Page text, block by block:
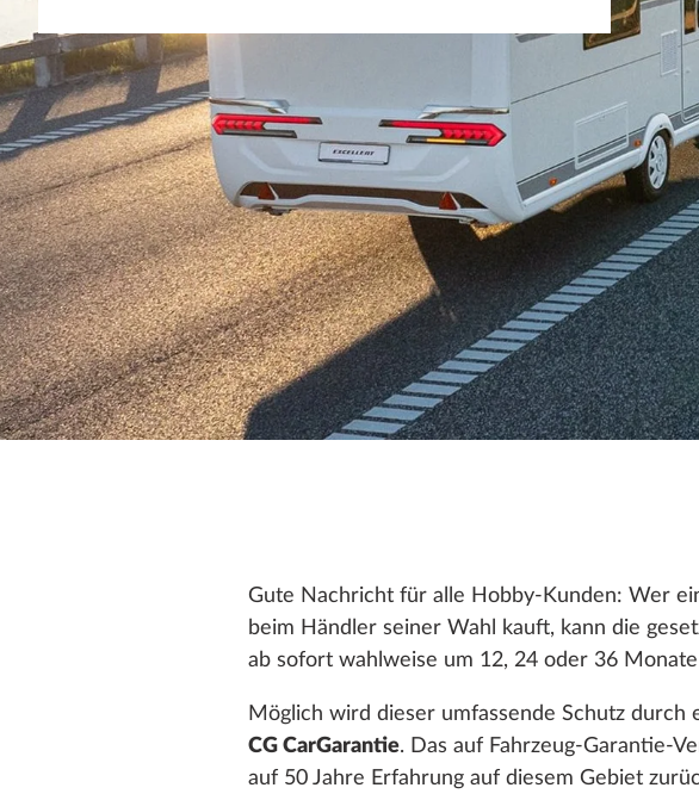
Gute Nachricht für alle Hobby-Kunden: Wer
beim Händler seiner Wahl kauft, kann die
ab sofort wahlweise um 12, 24 oder 36
Möglich wird dieser umfassende Schutz
CG CarGarantie. Das auf Fahrzeug-Garantie-
auf 50 Jahre Erfahrung auf diesem Gebiet